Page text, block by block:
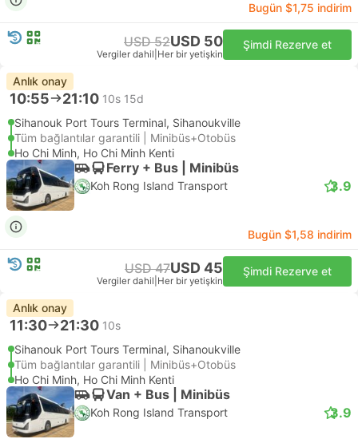
Bugün $1,75 indirim
USD 52USD 50
Vergiler dahil Her bir yetişkin
Şimdi Rezerve et
Anlık onay
10:55 21:10 10s 15d
Sihanouk Port Tours Terminal, Sihanoukville
Tüm bağlantılar garantili | Minibüs+Otobüs
Ho Chi Minh, Ho Chi Minh Kenti
Ferry + Bus | Minibüs
Koh Rong Island Transport 3.9
Bugün $1,58 indirim
USD 47USD 45
Vergiler dahil Her bir yetişkin
Şimdi Rezerve et
Anlık onay
11:30 21:30 10s
Sihanouk Port Tours Terminal, Sihanoukville
Tüm bağlantılar garantili | Minibüs+Otobüs
Ho Chi Minh, Ho Chi Minh Kenti
Van + Bus | Minibüs
Koh Rong Island Transport 3.9